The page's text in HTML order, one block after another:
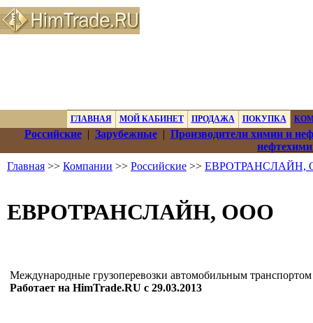
ГЛАВНАЯ МОЙ КАБИНЕТ ПРОДАЖА ПОКУПКА
Российские| Зарубежные| Производители химии и
Главная >> Компании >> Российские >> ЕВРОТРАНСЛАЙН,
ЕВРОТРАНСЛАЙН, ООО
Международные грузоперевозки автомобильным транспортом
Работает на HimTrade.RU с 29.03.2013